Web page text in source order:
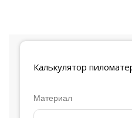
Калькулятор
Материал